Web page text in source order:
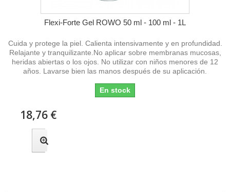
Flexi-Forte Gel ROWO 50 ml - 100 ml - 1L
Cuida y protege la piel. Calienta intensivamente y en profundidad.
Relajante y tranquilizante.No aplicar sobre membranas mucosas,
heridas abiertas o los ojos. No utilizar con niños menores de 12
años. Lavarse bien las manos después de su aplicación.
En stock
18,76 €